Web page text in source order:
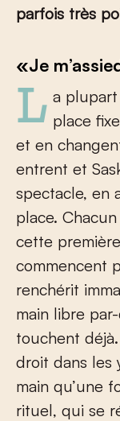
parfois très
«Je
La plupart des patients choisissent une place
et en
entrent et
spectacle, en
place.
cette
commencent
renchérit
main libre
touchent
droit dans les
main qu’une
rituel, qui se